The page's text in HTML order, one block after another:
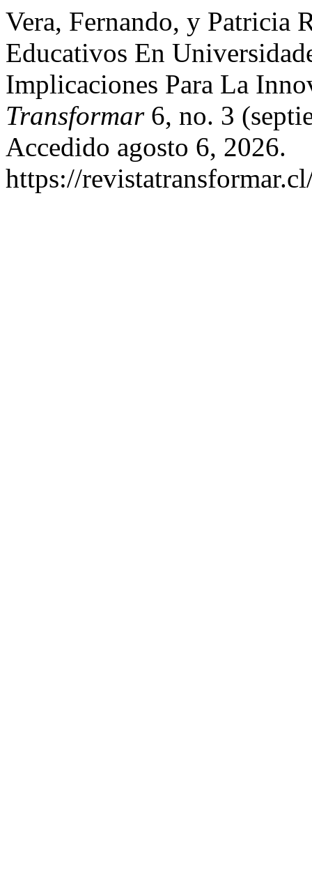
Vera, Fernando, y Patricia
Educativos En
Implicaciones Para La
Transformar6, no. 3
Accedido agosto 6, 2026.
https://